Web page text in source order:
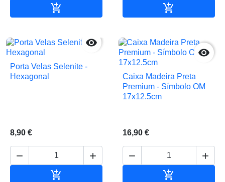
 

Porta Velas Selenite -
Hexagonal
8,90 €
 


Caixa Madeira Preta
Premium - Símbolo OM
17x12.5cm
16,90 €
 
